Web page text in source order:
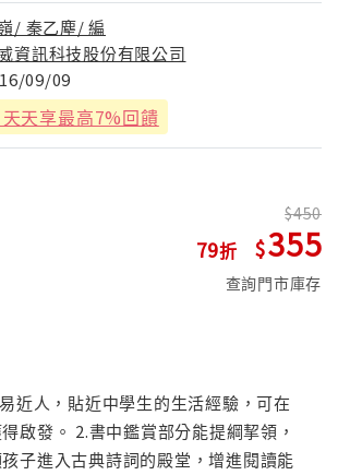
/ 秦乙塵/ 編
資訊科技股份有限公司
09/09
天天享最高7%回饋
79
450
355
查詢門市庫存
近人，貼近中學生的生活經驗，可在
啟發。 2.書中鑑賞部分能提綱挈領，
子進入古典詩詞的殿堂，增進閱讀能